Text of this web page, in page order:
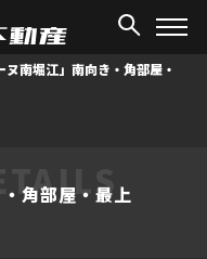
ヌ南堀江」南向き・角部屋・
角部屋・最上